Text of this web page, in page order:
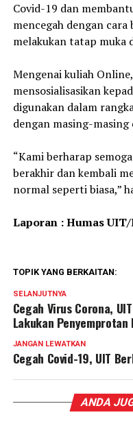
Covid-19 dan
mencegah dengan
melakukan tatap muka
Mengenai kuliah
mensosialisasikan
digunakan dalam
dengan masing-masing
“Kami berharap
berakhir dan kembali
normal seperti biasa,”
Laporan : Humas
TOPIK YANG BERKAITAN:
SELANJUTNYA
Cegah Virus Corona,
Lakukan
JANGAN LEWATKAN
Cegah Covid-19, UIT
ANDA